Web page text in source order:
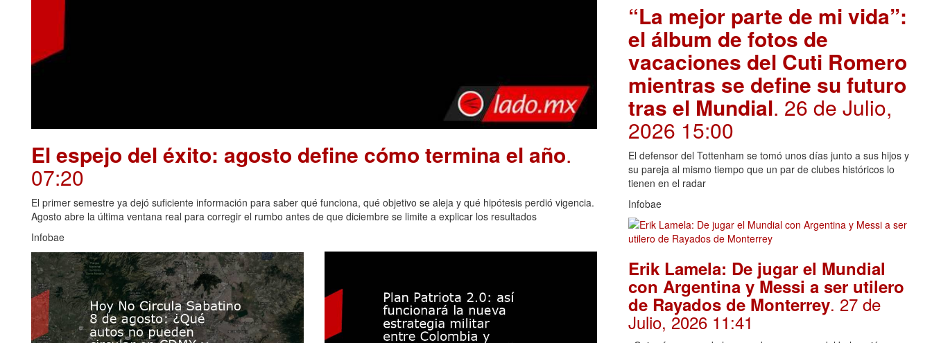
El espejo del éxito: agosto define cómo termina el año.
07:20
El primer semestre ya dejó suficiente información para saber qué funciona, qué objetivo se aleja y qué hipótesis perdió vigencia.
Agosto abre la última ventana real para corregir el rumbo antes de que diciembre se limite a explicar los resultados
Infobae
“La mejor parte de mi vida”:
el álbum de fotos de
vacaciones del Cuti Romero
mientras se define su futuro
tras el Mundial. 26 de Julio,
2026 15:00
El defensor del Tottenham se tomó unos días junto a sus hijos y
su pareja al mismo tiempo que un par de clubes históricos lo
tienen en el radar
Infobae
Erik Lamela: De jugar el Mundial
con Argentina y Messi a ser utilero
de Rayados de Monterrey. 27 de
Julio, 2026 11:41